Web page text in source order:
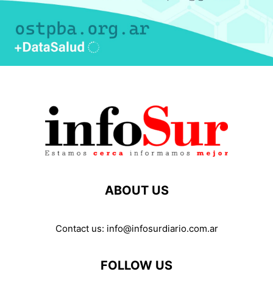
ABOUT US
Contact us: info@infosurdiario.com.ar
FOLLOW US